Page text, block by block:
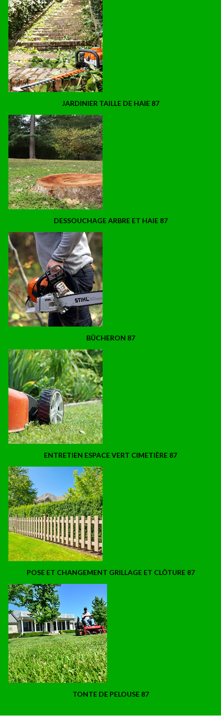
JARDINIER TAILLE DE HAIE 87
DESSOUCHAGE ARBRE ET HAIE 87
BÛCHERON 87
ENTRETIEN ESPACE VERT CIMETIÈRE 87
POSE ET CHANGEMENT GRILLAGE ET CLÔTURE 87
TONTE DE PELOUSE 87